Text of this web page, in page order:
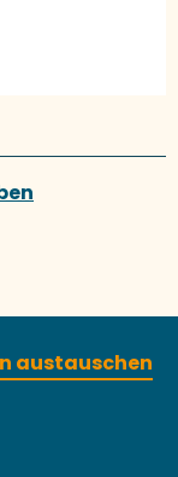
austauschen